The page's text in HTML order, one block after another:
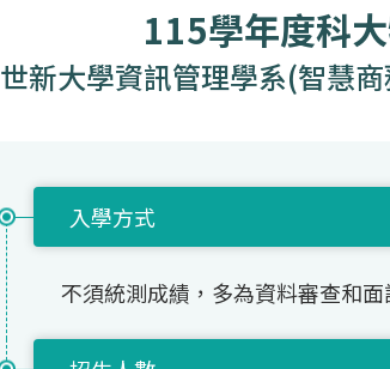
115學年度科
世新大學資訊管理學系(智慧
入學方式
不須統測成績，多為資料審查和